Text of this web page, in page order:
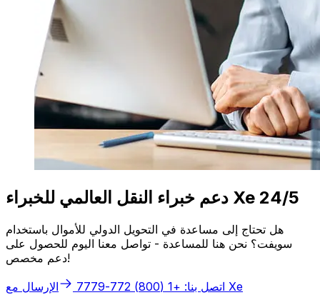
دعم خبراء النقل العالمي للخبراء Xe 24/5
هل تحتاج إلى مساعدة في التحويل الدولي للأموال باستخدام
سويفت؟ نحن هنا للمساعدة - تواصل معنا اليوم للحصول على
دعم مخصص!
اتصل بنا: +1 (800) 772-7779 الإرسال مع Xe